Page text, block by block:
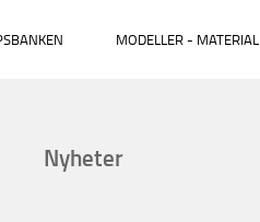
MODELLER - MATERIAL
Nyheter